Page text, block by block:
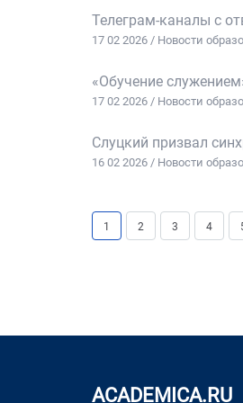
Телеграм-каналы с
17 02 2026 / Новости
«Обучение
17 02 2026 / Новости
Слуцкий призвал
16 02 2026 / Новости
1 2 3 4
ACADEMICA.RU